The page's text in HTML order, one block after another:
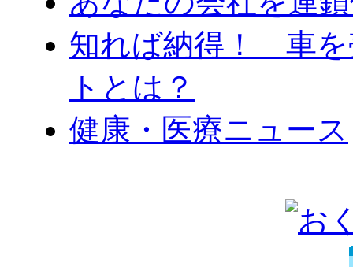
知れば納得！ 車を
トとは？
健康・医療ニュース